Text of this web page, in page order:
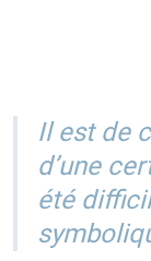
k
Il est de
d’une
été